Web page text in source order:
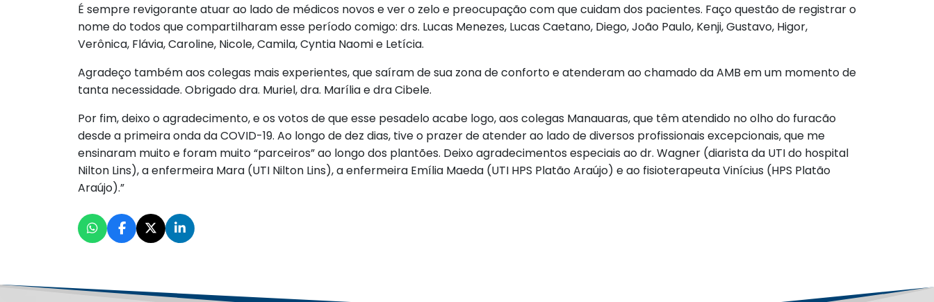
É sempre revigorante atuar ao lado de médicos novos e ver o zelo e preocupação com que cuidam dos pacientes. Faço questão de registrar o
nome do todos que compartilharam esse período comigo: drs. Lucas Menezes, Lucas Caetano, Diego, João Paulo, Kenji, Gustavo, Higor,
Verônica, Flávia, Caroline, Nicole, Camila, Cyntia Naomi e Letícia.
Agradeço também aos colegas mais experientes, que saíram de sua zona de conforto e atenderam ao chamado da AMB em um momento de
tanta necessidade. Obrigado dra. Muriel, dra. Marília e dra Cibele.
Por fim, deixo o agradecimento, e os votos de que esse pesadelo acabe logo, aos colegas Manauaras, que têm atendido no olho do furacão
desde a primeira onda da COVID-19. Ao longo de dez dias, tive o prazer de atender ao lado de diversos profissionais excepcionais, que me
ensinaram muito e foram muito “parceiros” ao longo dos plantões. Deixo agradecimentos especiais ao dr. Wagner (diarista da UTI do hospital
Nilton Lins), a enfermeira Mara (UTI Nilton Lins), a enfermeira Emília Maeda (UTI HPS Platão Araújo) e ao fisioterapeuta Vinícius (HPS Platão
Araújo).”